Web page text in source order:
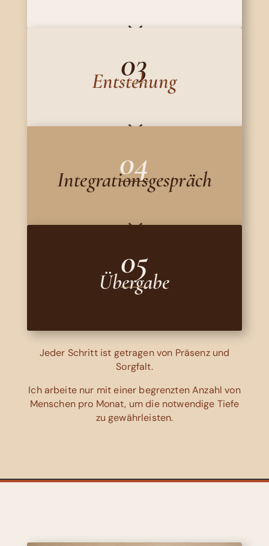
3
03
Entstehung
3
04
Integrationsgespräch
3
05
Übergabe
Jeder Schritt ist getragen von Präsenz und
Sorgfalt.
Ich arbeite nur mit einer begrenzten Anzahl von
Menschen pro Monat, um die notwendige Tiefe
zu gewährleisten.